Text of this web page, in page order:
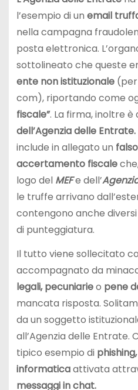
l’esempio di un email
nella campagna
posta elettronica.
sottolineato che queste
ente non istituzionale(per
com), riportando come
fiscale”. La firma, inoltre è
dell’Agenzia delle Entrate.
include in allegato un
accertamento fiscale
logo del MEFe dell’
le truffe arrivano
contengono anche
di punteggiatura.
Il tutto viene sollecitato
accompagnato da
legali, pecuniarieo pene
mancata risposta.
da un soggetto
all’Agenzia delle Entrate.
tipico esempio di phishing,
informaticaattivata
messaggi in chat.